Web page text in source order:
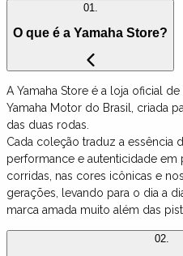
01.
O que é a Yamaha Store?
A Yamaha Store é a loja oficial
Yamaha Motor do Brasil, criada
das duas rodas.
Cada coleção traduz a essência
performance e autenticidade em
corridas, nas cores icônicas e
gerações, levando para o dia a
marca amada muito além das
02.